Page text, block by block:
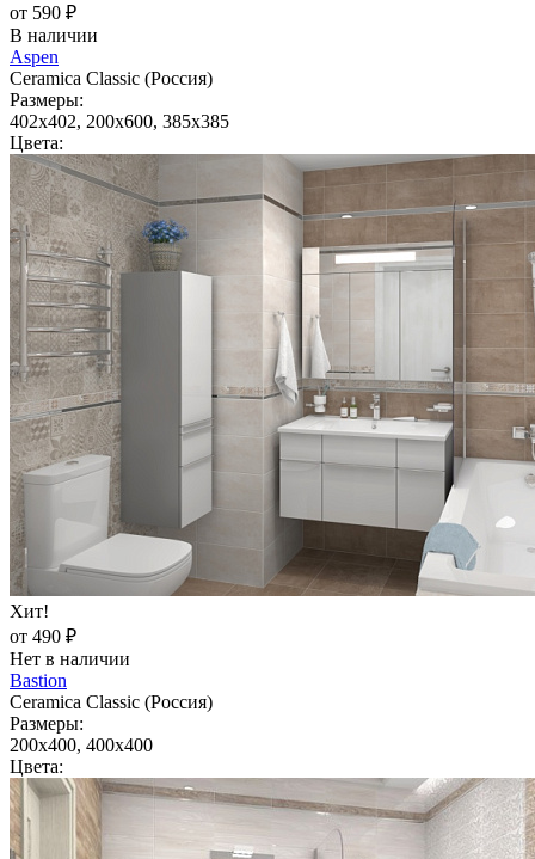
от 590 ₽
В наличии
Aspen
Ceramica Classic (Россия)
Размеры:
402x402, 200x600, 385x385
Цвета:
Хит!
от 490 ₽
Нет в наличии
Bastion
Ceramica Classic (Россия)
Размеры:
200x400, 400x400
Цвета: